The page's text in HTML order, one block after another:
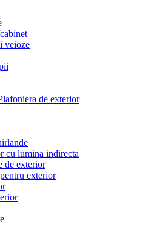
veioze
de exterior
cu lumina indirecta
de exterior
exterior